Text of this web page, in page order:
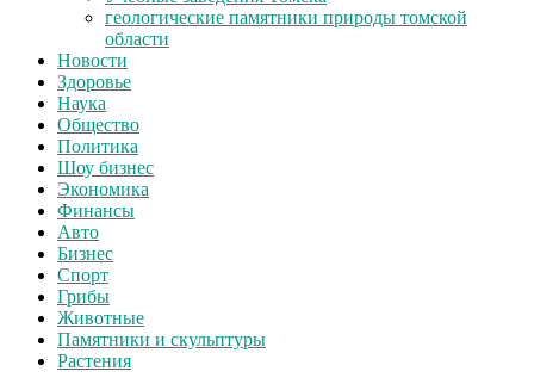
геологические памятники природы томской
области
Новости
Здоровье
Наука
Общество
Политика
Шоу бизнес
Экономика
Финансы
Авто
Бизнес
Спорт
Грибы
Животные
Памятники и скульптуры
Растения